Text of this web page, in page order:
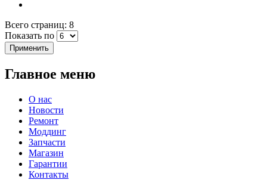
Всего страниц: 8
Показать по
Главное меню
О нас
Новости
Ремонт
Моддинг
Запчасти
Магазин
Гарантии
Контакты